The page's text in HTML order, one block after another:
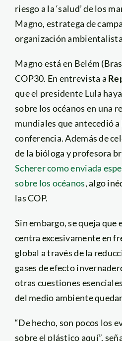
riesgo a la ‘salud’ de los
Magno, estratega de
organización
Magno está en Belém
COP30. En entrevista a
que el presidente Lula
sobre los océanos en una
mundiales que antecedió
conferencia. Además de
de la bióloga y profesora
Scherer como enviada
sobre los océanos, algo
las COP.
Sin embargo, se queja que
centra excesivamente en
global a través de la
gases de efecto
otras cuestiones
del medio ambiente
“De hecho, son pocos los
sobre el plástico aquí”,